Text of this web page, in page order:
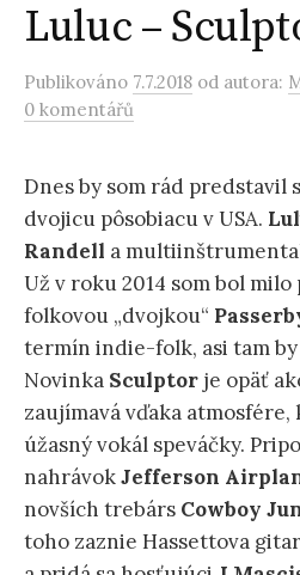
Luluc –
Publikováno 7.7.2018 od autora:
0 komentářů
Dnes by som rád predstavil
dvojicu pôsobiacu v USA.
Randell a
Už v roku 2014 som bol
folkovou „dvojkou“
termín indie-folk, asi tam
Novinka Sculptor je opäť
zaujímavá vďaka
úžasný vokál speváčky.
nahrávokJefferson
novších trebárs Cowboy
toho zaznie Hassettova